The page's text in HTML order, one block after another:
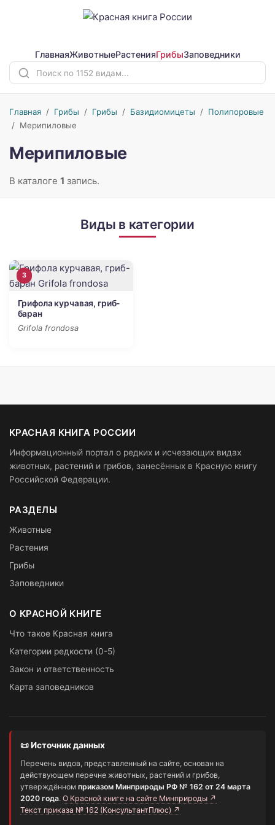
ГлавнаяЖивотныеРастенияГрибыЗаповедники
Главная / Грибы / Грибы / Базидиомицеты / Полипоровые
/ Мерипиловые
Мерипиловые
В каталоге 1 запись.
Виды в категории
3
Грифола курчавая, гриб-
баран
Grifola frondosa
КРАСНАЯ КНИГА РОССИИ
Информационный портал о редких и исчезающих видах
животных, растений и грибов, занесённых в Красную книгу
Российской Федерации.
РАЗДЕЛЫ
Животные
Растения
Грибы
Заповедники
О КРАСНОЙ КНИГЕ
Что такое Красная книга
Категории редкости (0-5)
Закон и ответственность
Карта заповедников
📜 Источник данных
Перечень видов, представленный на сайте, основан на
действующем перечне животных, растений и грибов,
утверждённом приказом Минприроды РФ № 162 от 24 марта
2020 года. О Красной книге на сайте Минприроды ↗
Текст приказа № 162 (КонсультантПлюс) ↗